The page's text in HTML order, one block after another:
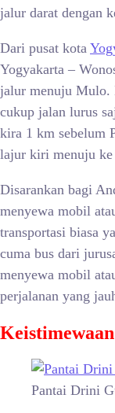
jalur darat dengan
Dari pusat kota
Yogyakarta –
jalur menuju Mulo.
cukup jalan lurus
kira 1 km sebelum
lajur kiri menuju
Disarankan bagi
menyewa mobil
transportasi biasa
cuma bus dari
menyewa mobil
perjalanan yang
Pantai Drini